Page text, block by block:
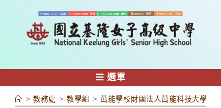
容
選單
> 教務處 > 教學組 > 萬能學校財團法人萬能科技大學設